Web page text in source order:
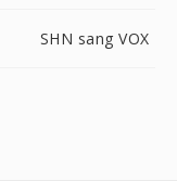
SHN sang VOX